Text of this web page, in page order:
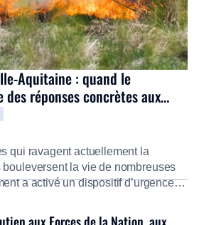
Aquitaine : quand le
réponses concrètes aux
qui ravagent actuellement la
la vie de nombreuses
a activé un dispositif d’urgence
sociale, le Groupe mobilise